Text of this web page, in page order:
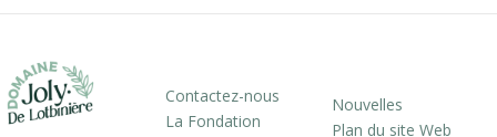
Contactez-nous
La Fondation
Nouvelles
Plan du site Web